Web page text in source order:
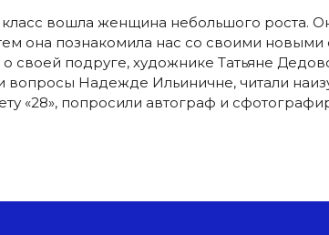
вошла женщина небольшого роста.
она познакомила нас со своими новыми
своей подруге, художнике Татьяне
Надежде Ильиничне, читали
«28», попросили автограф и